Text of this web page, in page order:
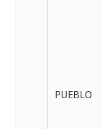
PUEBLO